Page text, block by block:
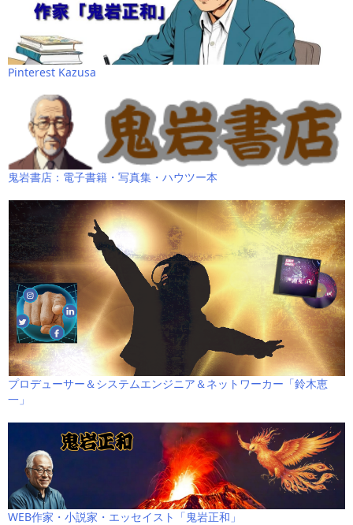
Pinterest Kazusa
鬼岩書店：電子書籍・写真集・ハウツー本
プロデューサー＆システムエンジニア＆ネットワーカー「鈴木恵
一」
WEB作家・小説家・エッセイスト「鬼岩正和」